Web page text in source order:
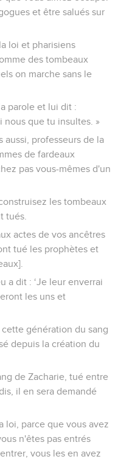
et être salués sur
loi et pharisiens
des tombeaux
on marche sans le
parole et lui dit :
nous que tu insultes. »
aussi, professeurs de la
de fardeaux
pas vous-mêmes d'un
les tombeaux
tués.
actes de vos ancêtres
tué les prophètes et
a dit : ‘Je leur enverrai
les uns et
génération du sang
depuis la création du
de Zacharie, tué entre
il en sera demandé
loi, parce que vous avez
n'êtes pas entrés
vous les en avez